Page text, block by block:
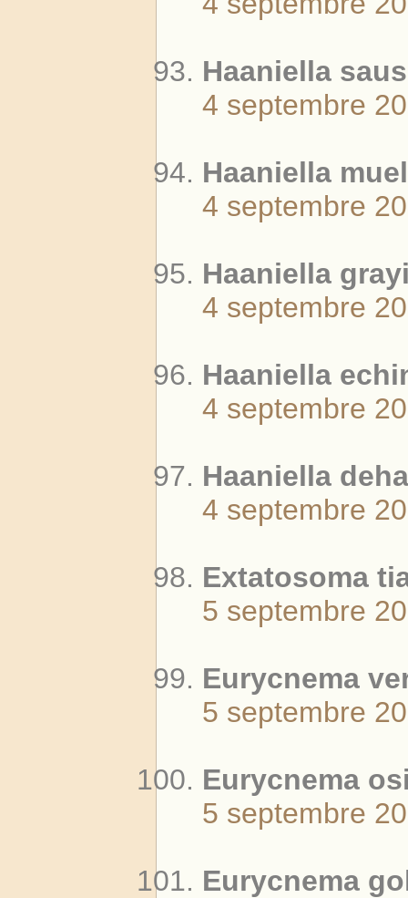
Haaniella
4 septembre
Haaniella
4 septembre
Haaniella
4 septembre
Haaniella
4 septembre
Haaniella
4 septembre
Extatosoma
5 septembre
Eurycnema
5 septembre
Eurycnema
5 septembre
Eurycnema